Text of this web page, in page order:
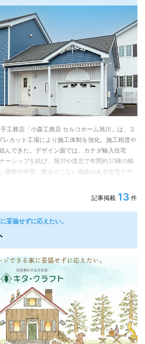
で延長可能※条件あり）
ルセンター
も無料
く対応できる環境体制が整っております。
記の「公開中のモデルハウス」一覧から展示場
家とすることで、“賢く”暖かく住むというのが小
小山内建設の家は、『北方型住宅2020』と呼ば
した断熱性・気密性の高い住宅の仕様を基本と
るUA値※1は0.23W/(㎡・K)程度と、国が定める
K)を大幅に超える高水準（※１・値が小さいほど
であるC値※2は 0.1～0.5㎠/㎡ 程度と、『北方型
/㎡を優に超えています（※２・値が小さいほど
くり
定める認定制度の基準をクリアし、行政の認定
にも強く、経年劣化を最小限に抑えた家づくり
一度の地震の1.25倍の力でも倒壊・崩壊しない耐
ど劣化対策等級３などに適合している。
オーダーの完全注文住宅。必要な部屋数や間取
のイメージ等、プラン・デザインはすべてお客
工してからも極力お客様のご要望による変更に対
務店として、建てて頂いたお客様への気配りを
ても丁寧な対応を行っている。
工務店「小森工務店 セルコホーム旭川」は、２
レカット工場により施工体制を強化。施工精度や
んできた。デザイン面では、カナダ輸入住宅
ーシップを結び、旭川や道北で年間約30棟の輸
屋根や外壁、飽きのこない風格のある住宅デザ
化粧台やキッチン、ウッドデッキ、薪ストーブ
りに対するさまざまな要望に丁寧に応えること
る。
産性と性能を強化
などの面で負担する枠組み壁工法（ツーバイフ
台風による衝撃に強い住まいづくりを推進。カ
宅を適正価格でご提供する為に、小森工務店では
行い、自社大工の技術向上にも取り組んでい
記事掲載 13 件
妥協せずに応えたい。